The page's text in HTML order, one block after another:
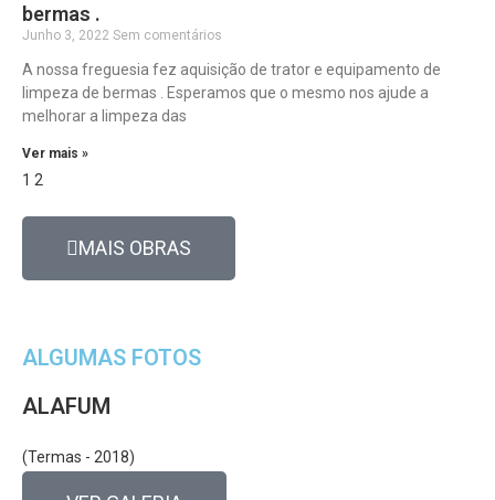
bermas .
Junho 3, 2022 Sem comentários
A nossa freguesia fez aquisição de trator e equipamento de
limpeza de bermas . Esperamos que o mesmo nos ajude a
melhorar a limpeza das
Ver mais »
1 2
MAIS OBRAS
ALGUMAS FOTOS
ALAFUM
(Termas - 2018)